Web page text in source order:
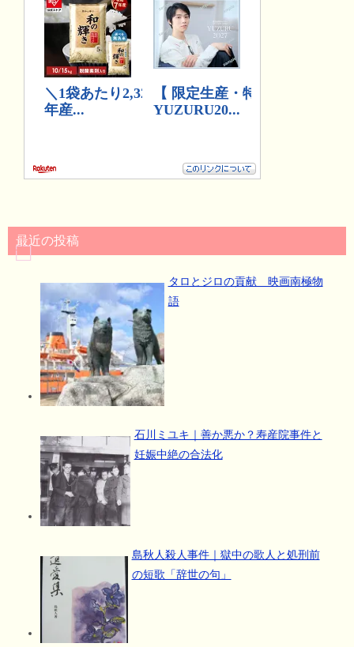
最近の投稿
タロとジロの貢献 映画南極物
語
石川ミユキ｜善か悪か？寿産院事件と
妊娠中絶の合法化
島秋人殺人事件｜獄中の歌人と処刑前
の短歌「辞世の句」